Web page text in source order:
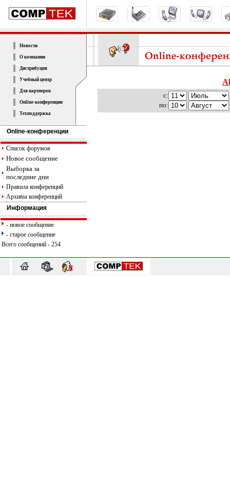
Новости
О компании
Дистрибуция
Учебный центр
Для партнеров
Online-конференции
Техподдержка
Online-конференции
Список форумов
Новое сообщение
Выборка за
последние дни
Правила конференций
Архивы конференций
Информация
- новое сообщение
- старое сообщение
Всего сообщений - 254
с:
по: